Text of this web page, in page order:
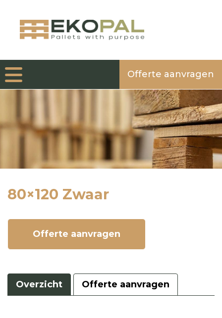
Offerte aanvragen
80×120 Zwaar
Offerte aanvragen
Overzicht Offerte aanvragen